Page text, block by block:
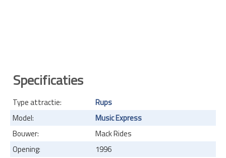
Specificaties
Type attractie:
Rups
Model:
Music Express
Bouwer:
Mack Rides
Opening:
1996